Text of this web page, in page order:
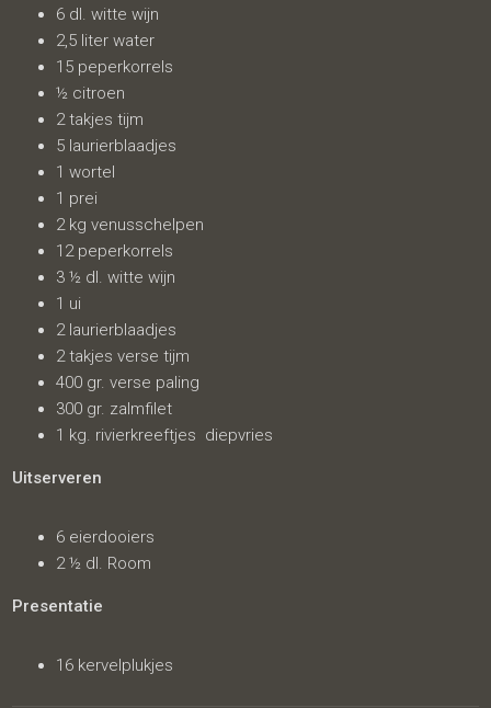
6 dl. witte wijn
2,5 liter water
15 peperkorrels
½ citroen
2 takjes tijm
5 laurierblaadjes
1 wortel
1 prei
2 kg venusschelpen
12 peperkorrels
3 ½ dl. witte wijn
1 ui
2 laurierblaadjes
2 takjes verse tijm
400 gr. verse paling
300 gr. zalmfilet
1 kg. rivierkreeftjes diepvries
Uitserveren
6 eierdooiers
2 ½ dl. Room
Presentatie
16 kervelplukjes